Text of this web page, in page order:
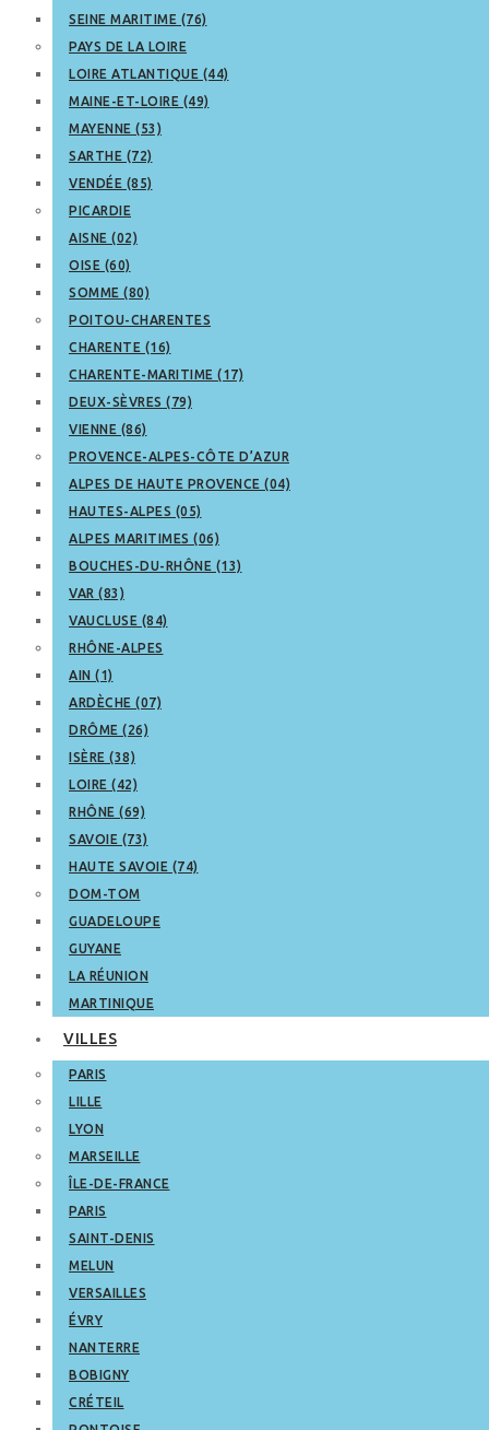
SEINE MARITIME (76)
PAYS DE LA LOIRE
LOIRE ATLANTIQUE (44)
MAINE-ET-LOIRE (49)
MAYENNE (53)
SARTHE (72)
VENDÉE (85)
PICARDIE
AISNE (02)
OISE (60)
SOMME (80)
POITOU-CHARENTES
CHARENTE (16)
CHARENTE-MARITIME (17)
DEUX-SÈVRES (79)
VIENNE (86)
PROVENCE-ALPES-CÔTE D’AZUR
ALPES DE HAUTE PROVENCE (04)
HAUTES-ALPES (05)
ALPES MARITIMES (06)
BOUCHES-DU-RHÔNE (13)
VAR (83)
VAUCLUSE (84)
RHÔNE-ALPES
AIN (1)
ARDÈCHE (07)
DRÔME (26)
ISÈRE (38)
LOIRE (42)
RHÔNE (69)
SAVOIE (73)
HAUTE SAVOIE (74)
DOM-TOM
GUADELOUPE
GUYANE
LA RÉUNION
MARTINIQUE
VILLES
PARIS
LILLE
LYON
MARSEILLE
ÎLE-DE-FRANCE
PARIS
SAINT-DENIS
MELUN
VERSAILLES
ÉVRY
NANTERRE
BOBIGNY
CRÉTEIL